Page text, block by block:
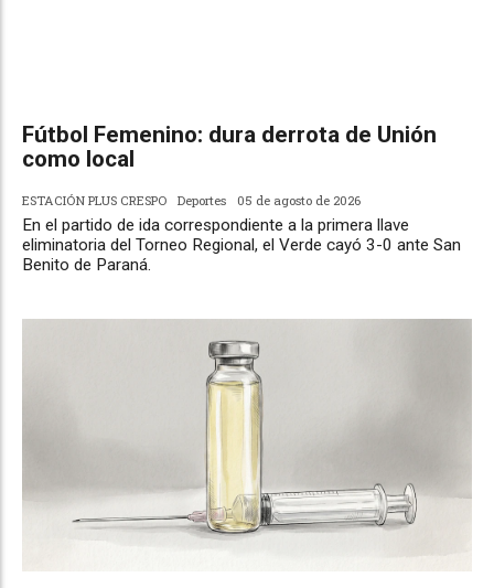
Fútbol Femenino: dura derrota de Unión
como local
ESTACIÓN PLUS CRESPO Deportes 05 de agosto de 2026
En el partido de ida correspondiente a la primera llave
eliminatoria del Torneo Regional, el Verde cayó 3-0 ante San
Benito de Paraná.